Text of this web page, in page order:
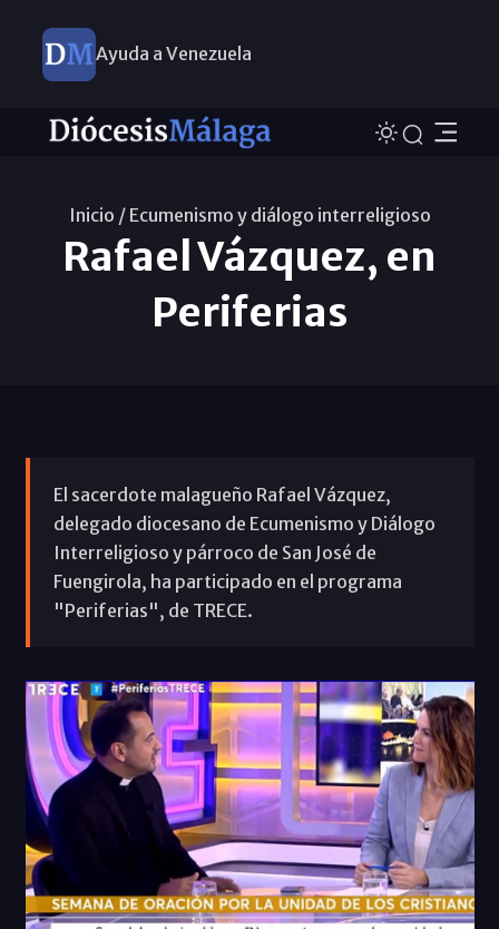
Ayuda a Venezuela
Inicio / Ecumenismo y diálogo interreligioso
Rafael Vázquez, en
Periferias
El sacerdote malagueño Rafael Vázquez,
delegado diocesano de Ecumenismo y Diálogo
Interreligioso y párroco de San José de
Fuengirola, ha participado en el programa
"Periferias", de TRECE.